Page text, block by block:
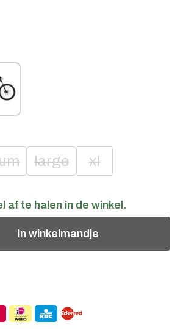
large xl
af te halen in de winkel.
In winkelmandje